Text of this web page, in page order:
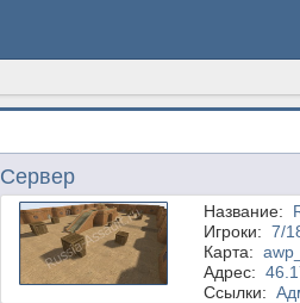
Сервер
Название:
Игроки: 7/
Карта:
Адрес:
Ссылки: